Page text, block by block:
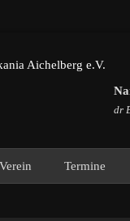
dr
Verein Termine